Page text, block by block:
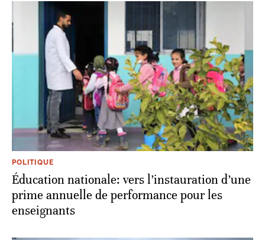
POLITIQUE
Éducation nationale: vers l’instauration d’une
prime annuelle de performance pour les
enseignants